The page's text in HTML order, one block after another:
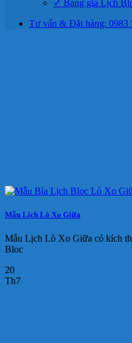
✓ Bảng giá Lịch
Tư vấn & Đặt hàng: 0983
Mẫu Lịch Lò Xo Giữa
Mẫu Lịch Lò Xo Giữa có kích
Bloc
20
Th7